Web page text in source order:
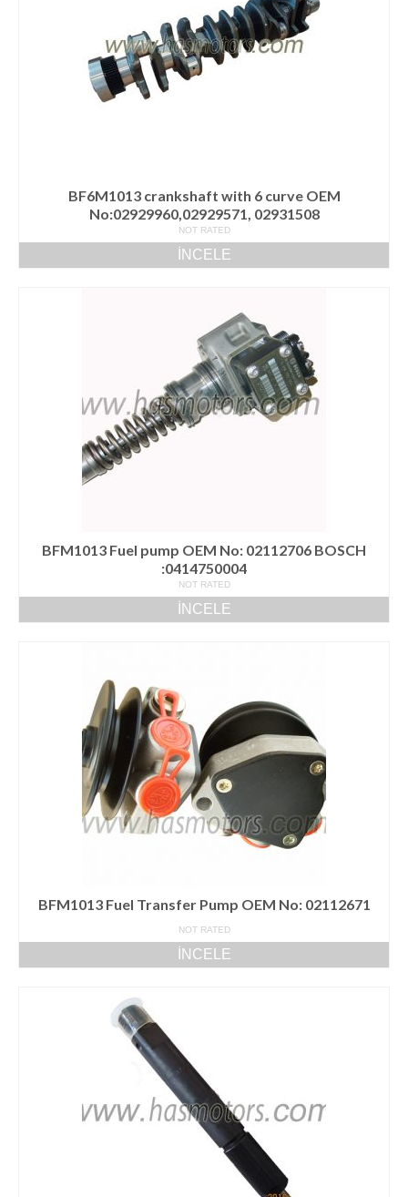
BF6M1013 crankshaft with 6 curve OEM
No:02929960,02929571, 02931508
NOT RATED
İNCELE
BFM1013 Fuel pump OEM No: 02112706 BOSCH
:0414750004
NOT RATED
İNCELE
BFM1013 Fuel Transfer Pump OEM No: 02112671
NOT RATED
İNCELE